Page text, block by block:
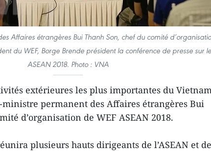
Affaires étrangères Bui Thanh Son, chef du comité
du WEF, Borge Brende président la conférence de presse sur
ASEAN 2018. Photo : VNA
extérieures les plus importantes du
ministre permanent des Affaires étrangères Bui
d’organisation de WEF ASEAN 2018.
plusieurs hauts dirigeants de l’ASEAN et